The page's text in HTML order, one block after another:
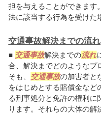
担を与えることができます
法に該当する行為を受けた
交通事故解決までの流れ
■ 交通事故解決までの流れ
合、解決までどのようなプ
そも、 交通事故の加害者と
をはじめとする賠償金など
る刑事処分と免許の権利に
ります。それらの大体の解